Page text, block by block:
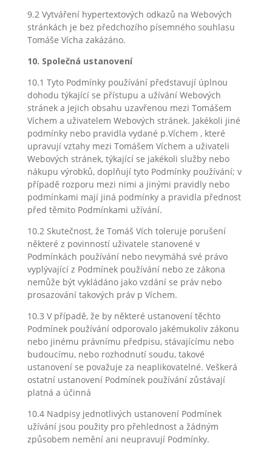
9.2 Vytváření hypertextových odkazů na Webových
stránkách je bez předchozího písemného souhlasu
Tomáše Vícha zakázáno.
10. Společná ustanovení
10.1 Tyto Podmínky používání představují úplnou
dohodu týkající se přístupu a užívání Webových
stránek a jejich obsahu uzavřenou mezi Tomášem
Víchem a uživatelem Webových stránek. Jakékoli jiné
podmínky nebo pravidla vydané p.Víchem , které
upravují vztahy mezi Tomášem Víchem a uživateli
Webových stránek, týkající se jakékoli služby nebo
nákupu výrobků, doplňují tyto Podmínky používání; v
případě rozporu mezi nimi a jinými pravidly nebo
podmínkami mají jiná podmínky a pravidla přednost
před těmito Podmínkami užívání.
10.2 Skutečnost, že Tomáš Vích toleruje porušení
některé z povinností uživatele stanovené v
Podmínkách používání nebo nevymáhá své právo
vyplývající z Podmínek používání nebo ze zákona
nemůže být vykládáno jako vzdání se práv nebo
prosazování takových práv p Víchem.
10.3 V případě, že by některé ustanovení těchto
Podmínek používání odporovalo jakémukoliv zákonu
nebo jinému právnímu předpisu, stávajícímu nebo
budoucímu, nebo rozhodnutí soudu, takové
ustanovení se považuje za neaplikovatelné. Veškerá
ostatní ustanovení Podmínek používání zůstávají
platná a účinná
10.4 Nadpisy jednotlivých ustanovení Podmínek
užívání jsou použity pro přehlednost a žádným
způsobem nemění ani neupravují Podmínky.